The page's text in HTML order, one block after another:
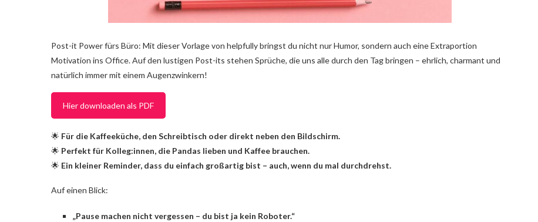
Post-it Power fürs Büro: Mit dieser Vorlage von helpfully bringst du nicht nur Humor, sondern auch eine Extraportion
Motivation ins Office. Auf den lustigen Post-its stehen Sprüche, die uns alle durch den Tag bringen – ehrlich, charmant und
natürlich immer mit einem Augenzwinkern!
Hier downloaden als PDF
🌟 Für die Kaffeeküche, den Schreibtisch oder direkt neben den Bildschirm.
🌟 Perfekt für Kolleg:innen, die Pandas lieben und Kaffee brauchen.
🌟 Ein kleiner Reminder, dass du einfach großartig bist – auch, wenn du mal durchdrehst.
Auf einen Blick:
„Pause machen nicht vergessen – du bist ja kein Roboter.“